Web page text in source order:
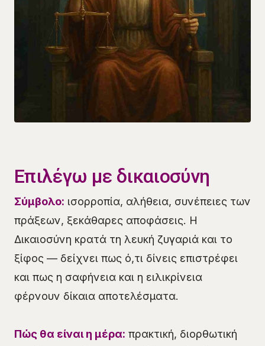
Επιλέγω με δικαιοσύνη
Σύμβολο: ισορροπία, αλήθεια, συνέπειες των
πράξεων, ξεκάθαρες αποφάσεις. Η
Δικαιοσύνη κρατά τη λευκή ζυγαριά και το
ξίφος — δείχνει πως ό,τι δίνεις επιστρέφει
και πως η σαφήνεια και η ειλικρίνεια
φέρνουν δίκαια αποτελέσματα.
Πώς θα είναι η μέρα: πρακτική, διορθωτική